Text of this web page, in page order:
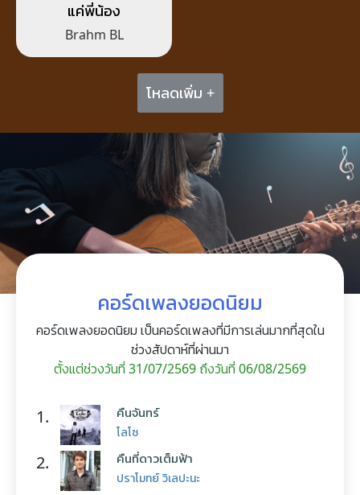
แค่พี่น้อง
Brahm BL
โหลดเพิ่ม +
คอร์ดเพลงยอดนิยม
คอร์ดเพลงยอดนิยม เป็นคอร์ดเพลงที่มีการเล่นมากที่สุดใน
ช่วงสัปดาห์ที่ผ่านมา
ตั้งแต่ช่วงวันที่ 31/07/2569 ถึงวันที่ 06/08/2569
1. คืนจันทร์
โลโซ
2. คืนที่ดาวเต็มฟ้า
ปราโมทย์ วิเลปะนะ